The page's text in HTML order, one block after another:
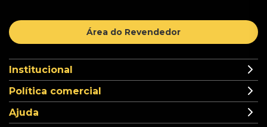
Área do Revendedor
Institucional
Política comercial
Ajuda